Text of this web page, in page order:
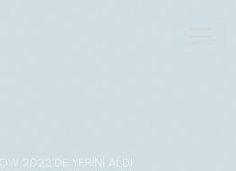
2022'DE YERİNİ ALDI